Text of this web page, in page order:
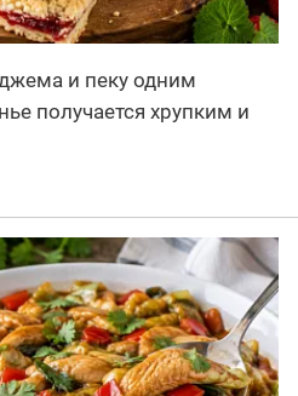
и пеку одним
получается хрупким и